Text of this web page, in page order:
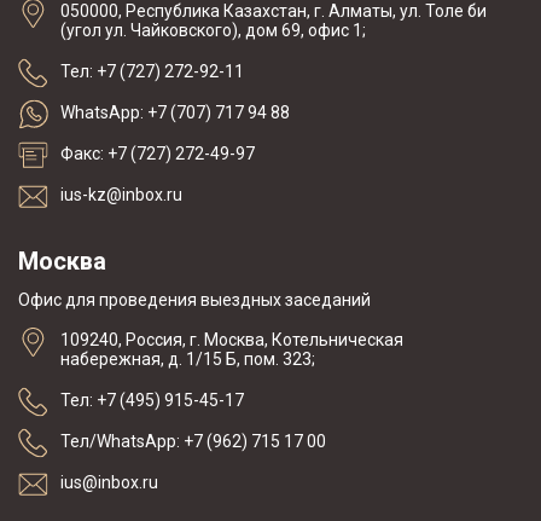
Конференции
Новости
Образцы договоров с арбитражной
оговоркой
050000, Республика Казахстан, г. Алматы, ул. Толе би
(угол ул. Чайковского), дом 69, офис 1;
Тел: +7 (727) 272-92-11
WhatsApp: +7 (707) 717 94 88
Факс: +7 (727) 272-49-97
ius-kz@inbox.ru
Москва
Офис для проведения выездных заседаний
109240, Россия, г. Москва, Котельническая
набережная, д. 1/15 Б, пом. 323;
Тел: +7 (495) 915-45-17
Тел/WhatsApp: +7 (962) 715 17 00
ius@inbox.ru